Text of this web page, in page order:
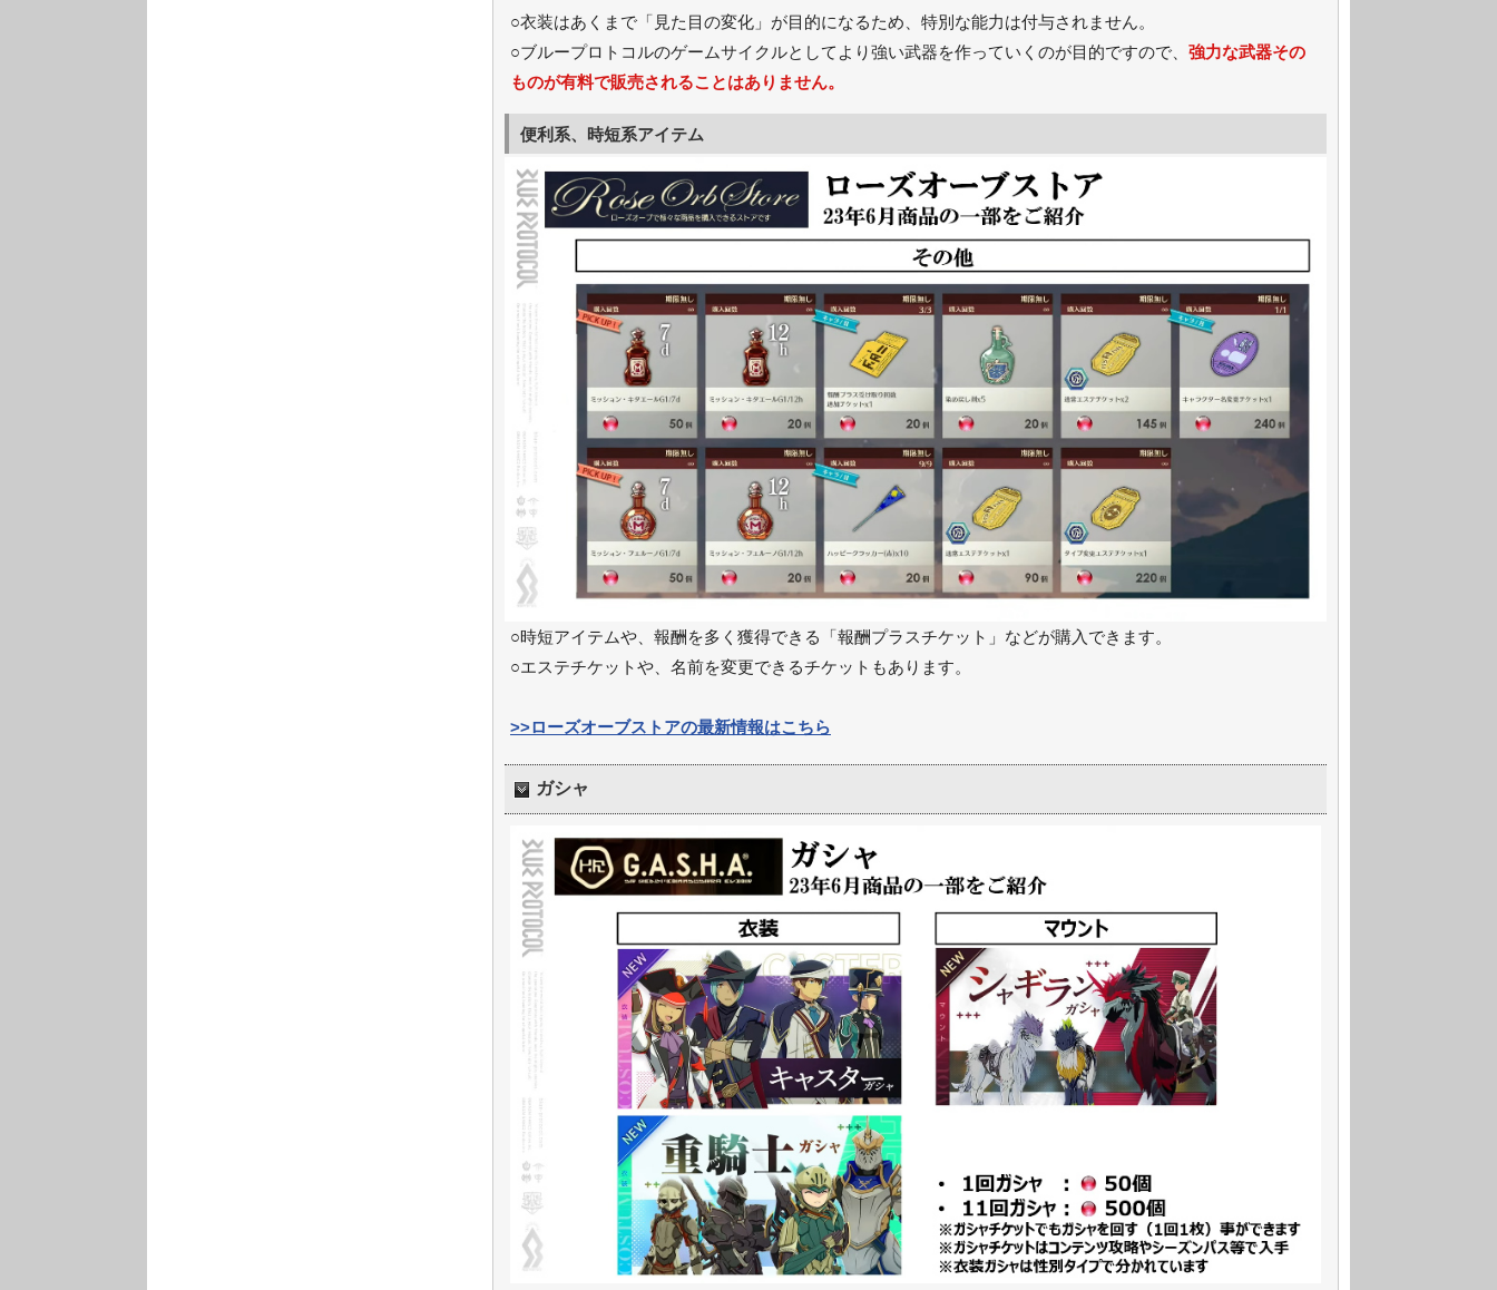
○衣装はあくまで「見た目の変化」が目的になるため、特別な能力は付与されません。
○ブループロトコルのゲームサイクルとしてより強い武器を作っていくのが目的ですので、 強力な武器その
ものが有料で販売されることはありません。
便利系、時短系アイテム
○時短アイテムや、報酬を多く獲得できる「報酬プラスチケット」などが購入できます。
○エステチケットや、名前を変更できるチケットもあります。
>>ローズオーブストアの最新情報はこちら
ガシャ